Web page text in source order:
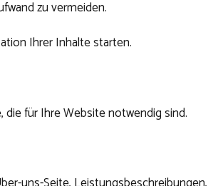
zu vermeiden.
Ihrer Inhalte starten.
für Ihre Website notwendig sind.